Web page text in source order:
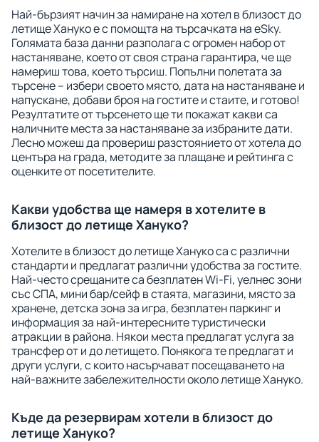
Най-бързият начин за намиране на хотел в близост до
летище Хануко е с помощта на търсачката на eSky.
Голямата база данни разполага с огромен набор от
настаняване, което от своя страна гарантира, че ще
намериш това, което търсиш. Попълни полетата за
търсене – избери своето място, дата на настаняване и
напускане, добави броя на гостите и стаите, и готово!
Резултатите от търсенето ще ти покажат какви са
наличните места за настаняване за избраните дати.
Лесно можеш да провериш разстоянието от хотела до
центъра на града, методите за плащане и рейтинга с
оценките от посетителите.
Какви удобства ще намеря в хотелите в
близост до летище Хануко?
Хотелите в близост до летище Хануко са с различни
стандарти и предлагат различни удобства за гостите.
Най-често срещаните са безплатен Wi-Fi, уелнес зони
със СПА, мини бар/сейф в стаята, магазини, място за
хранене, детска зона за игра, безплатен паркинг и
информация за най-интересните туристически
атракции в района. Някои места предлагат услуга за
трансфер от и до летището. Понякога те предлагат и
други услуги, с които насърчават посещаването на
най-важните забележителности около летище Хануко.
Къде да резервирам хотели в близост до
летище Хануко?